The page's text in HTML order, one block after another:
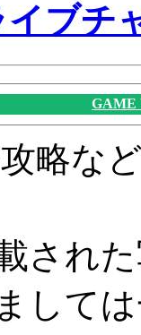
イブチ
GAME
略な
され
して